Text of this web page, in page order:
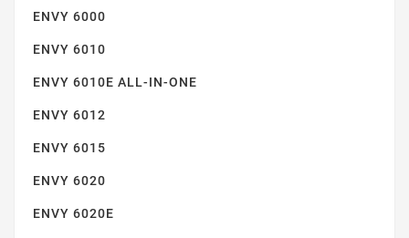
ENVY 6000
ENVY 6010
ENVY 6010E ALL-IN-ONE
ENVY 6012
ENVY 6015
ENVY 6020
ENVY 6020E